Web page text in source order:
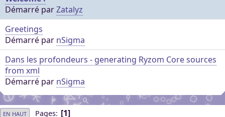
Démarré parZatalyz
Greetings
Démarré par nSigma
Dans les profondeurs - generating Ryzom Core sources
from xml
Démarré par nSigma
EN HAUT Pages 1